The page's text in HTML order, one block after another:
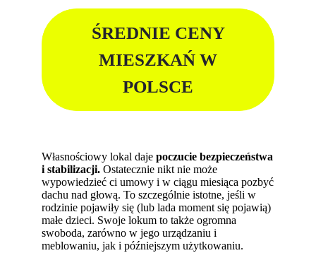
ŚREDNIE CENY
MIESZKAŃ W
POLSCE
Własnościowy lokal dajepoczucie bezpieczeństwa
i stabilizacji.Ostatecznie nikt nie może
wypowiedzieć ci umowy i w ciągu miesiąca pozbyć
dachu nad głową. To szczególnie istotne, jeśli w
rodzinie pojawiły się (lub lada moment się pojawią)
małe dzieci. Swoje lokum to także ogromna
swoboda, zarówno w jego urządzaniu i
meblowaniu, jak i późniejszym użytkowaniu.